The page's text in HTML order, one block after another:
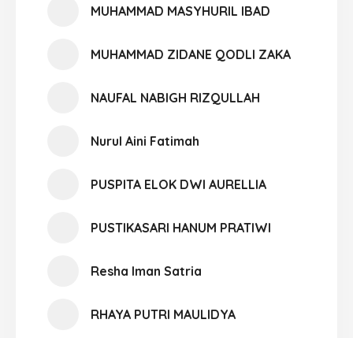
MUHAMMAD MASYHURIL IBAD
MUHAMMAD ZIDANE QODLI ZAKA
NAUFAL NABIGH RIZQULLAH
Nurul Aini Fatimah
PUSPITA ELOK DWI AURELLIA
PUSTIKASARI HANUM PRATIWI
Resha Iman Satria
RHAYA PUTRI MAULIDYA